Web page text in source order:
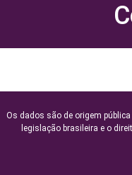
Os dados são de origem
legislação brasileira e o